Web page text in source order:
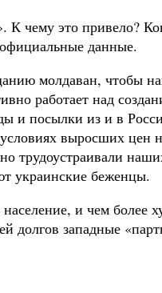
чему это привело?
официальные данные.
молдаван, чтобы
работает над
и посылки из и в
выросших цен
украинские беженцы.
и чем
долгов западные